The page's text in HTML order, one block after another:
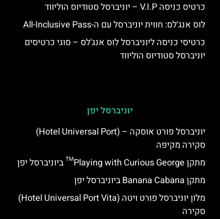
כרטיס כניסה V.I.P – יוניברסל סטודיוס הוליווד
לוס אנג'לס: חווית יוניברסל עם ה-All-Inclusive Pass
כרטיסי כניסה ליוניברסל לוס אנג'לס – סוגי כרטיסים
יוניברסל סטודיוס הוליווד
יוניברסל יפן
יוניברסל פורט אוסקה – (Hotel Universal Port)
סקירה מקיפה
מתקן Playing with Curious George™ ביוניברסל יפן
מתקן Banana Cabana ביוניברסל יפן
מלון יוניברסל פורט ויטה (Hotel Universal Port Vita)
סקירה